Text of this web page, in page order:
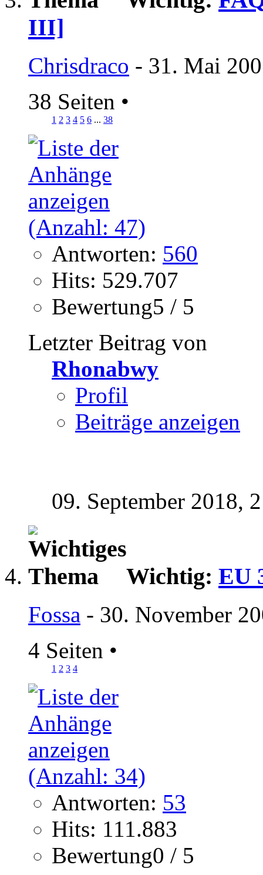
III]
Chrisdraco - 31. Mai
38 Seiten •
1 2 3 4 5 6 ... 38
Antworten: 560
Hits: 529.707
Bewertung5 / 5
Letzter Beitrag von
Rhonabwy
Profil
Beiträge anzeigen
09. September 2018,
Wichtig: EU
Fossa - 30. November
4 Seiten •
1 2 3 4
Antworten: 53
Hits: 111.883
Bewertung0 / 5